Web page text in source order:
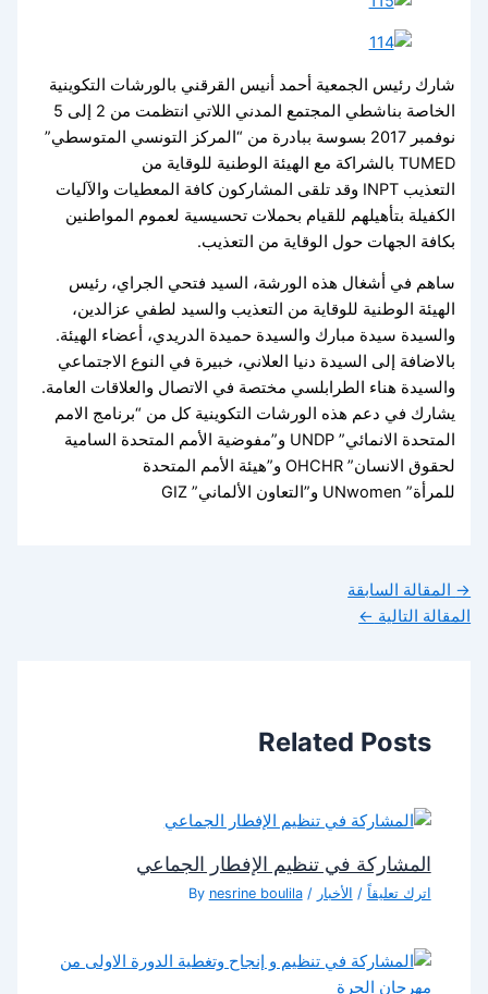
شارك رئيس الجمعية أحمد أنيس القرقني بالورشات التكوينية
الخاصة بناشطي المجتمع المدني اللاتي انتظمت من 2 إلى 5
نوفمبر 2017 بسوسة ببادرة من “المركز التونسي المتوسطي”
TUMED بالشراكة مع الهيئة الوطنية للوقاية من
التعذيب INPT وقد تلقى المشاركون كافة المعطيات والآليات
الكفيلة بتأهيلهم للقيام بحملات تحسيسية لعموم المواطنين
بكافة الجهات حول الوقاية من التعذيب.
ساهم في أشغال هذه الورشة، السيد فتحي الجراي، رئيس
الهيئة الوطنية للوقاية من التعذيب والسيد لطفي عزالدين،
والسيدة سيدة مبارك والسيدة حميدة الدريدي، أعضاء الهيئة.
بالاضافة إلى السيدة دنيا العلاني، خبيرة في النوع الاجتماعي
والسيدة هناء الطرابلسي مختصة في الاتصال والعلاقات العامة.
يشارك في دعم هذه الورشات التكوينية كل من “برنامج الامم
المتحدة الانمائي” UNDP و”مفوضية الأمم المتحدة السامية
لحقوق الانسان” OHCHR و”هيئة الأمم المتحدة
للمرأة” UNwomen و”التعاون الألماني” GIZ
→ المقالة السابقة
المقالة التالية ←
Related Posts
المشاركة في تنظيم الإفطار الجماعي
اترك تعليقاً / الأخبار / By
nesrine boulila